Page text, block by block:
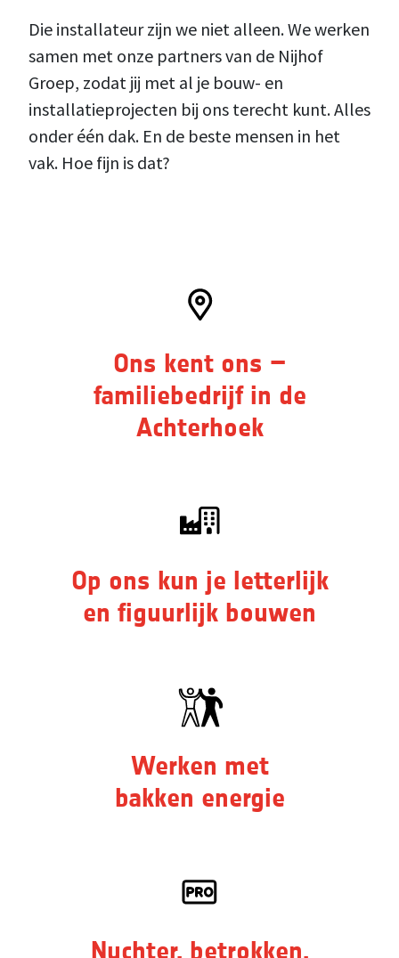
Die installateur zijn we niet alleen. We werken
samen met onze partners van de Nijhof
Groep, zodat jij met al je bouw- en
installatieprojecten bij ons terecht kunt. Alles
onder één dak. En de beste mensen in het
vak. Hoe fijn is dat?
Ons kent ons –
familiebedrijf in de
Achterhoek
Op ons kun je letterlijk
en figuurlijk bouwen
Werken met
bakken energie
Nuchter, betrokken,